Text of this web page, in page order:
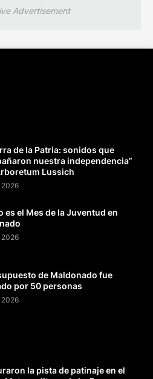
Advertisement
de la Patria: sonidos que
nuestra independencia”
Lussich
2026
es el Mes de la Juventud en
2026
de Maldonado fue
por 50 personas
2026
la pista de patinaje en el